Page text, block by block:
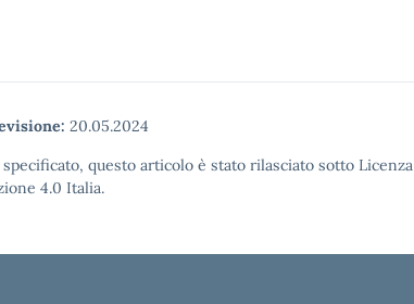
20.05.2024
questo articolo è stato rilasciato sotto Licenza
4.0 Italia.